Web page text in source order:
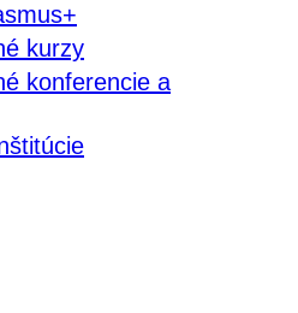
kurzy
konferencie a